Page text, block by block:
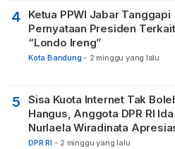
4
Ketua PPWI Jabar Tanggapi
Pernyataan Presiden
“Londo Ireng”
Kota Bandung - 2 minggu yang lalu
5
Sisa Kuota Internet Tak
Hangus, Anggota DPR RI Ida
Nurlaela Wiradinata
Putusan MK
DPR RI - 2 minggu yang lalu